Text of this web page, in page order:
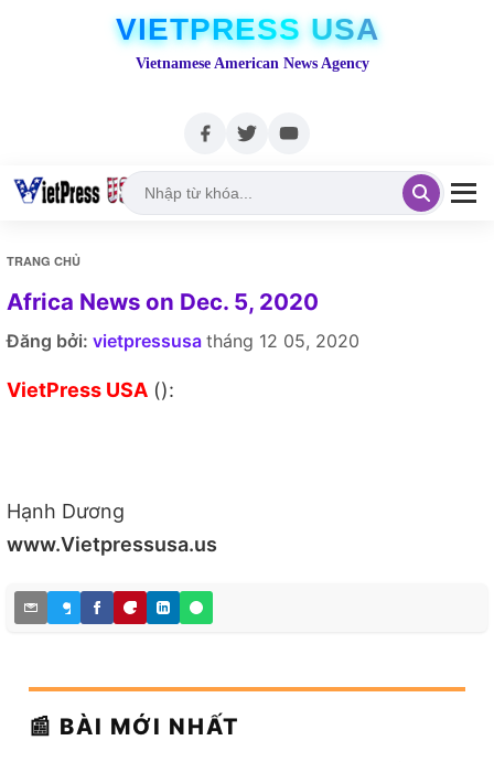
VIETPRESS USA
Vietnamese American News Agency
TRANG CHỦ
Africa News on Dec. 5, 2020
Đăng bởi: vietpressusa tháng 12 05, 2020
VietPress USA ():
Hạnh Dương
www.Vietpressusa.us
📰 BÀI MỚI NHẤT